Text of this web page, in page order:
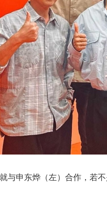
申东烨（左）合作，若不